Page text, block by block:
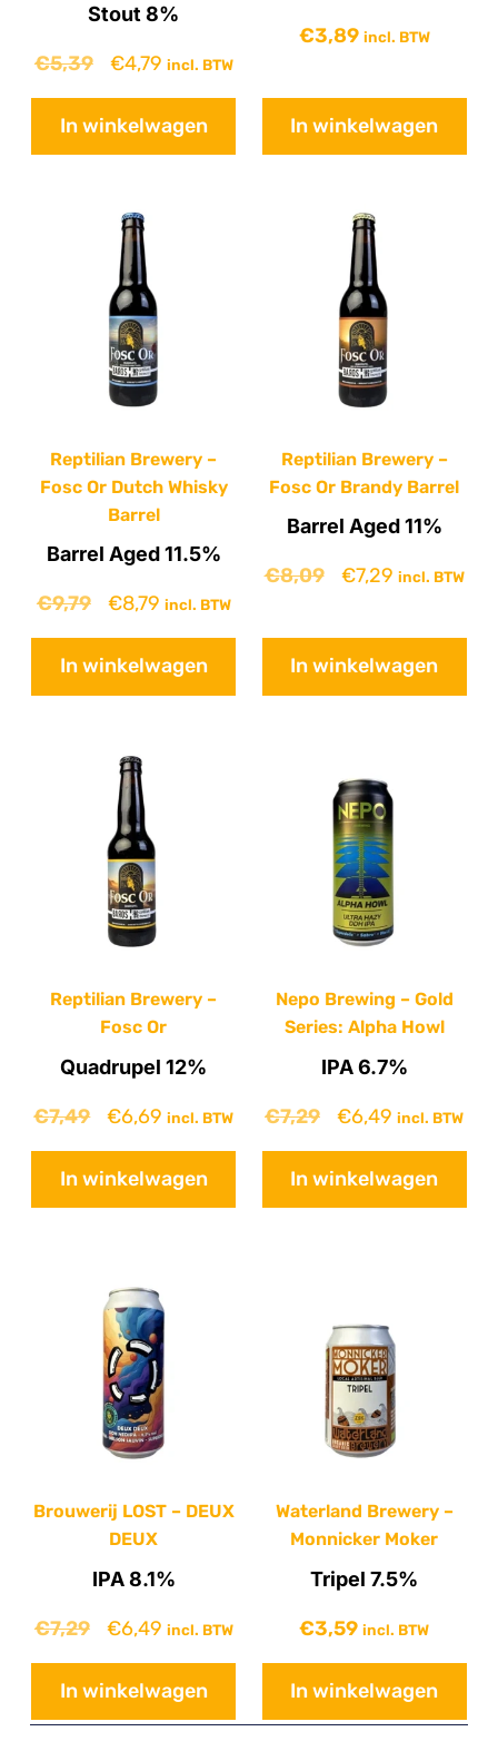
Stout 8%
€5,39 €4,79 incl. BTW
In winkelwagen
€3,89 incl. BTW
In winkelwagen
Reptilian Brewery –
Fosc Or Dutch Whisky
Barrel
Barrel Aged 11.5%
€9,79 €8,79 incl. BTW
In winkelwagen
Reptilian Brewery –
Fosc Or Brandy Barrel
Barrel Aged 11%
€8,09 €7,29 incl. BTW
In winkelwagen
Reptilian Brewery –
Fosc Or
Quadrupel 12%
€7,49 €6,69 incl. BTW
In winkelwagen
Nepo Brewing – Gold
Series: Alpha Howl
IPA 6.7%
€7,29 €6,49 incl. BTW
In winkelwagen
Brouwerij LOST – DEUX
DEUX
IPA 8.1%
€7,29 €6,49 incl. BTW
In winkelwagen
Waterland Brewery –
Monnicker Moker
Tripel 7.5%
€3,59 incl. BTW
In winkelwagen